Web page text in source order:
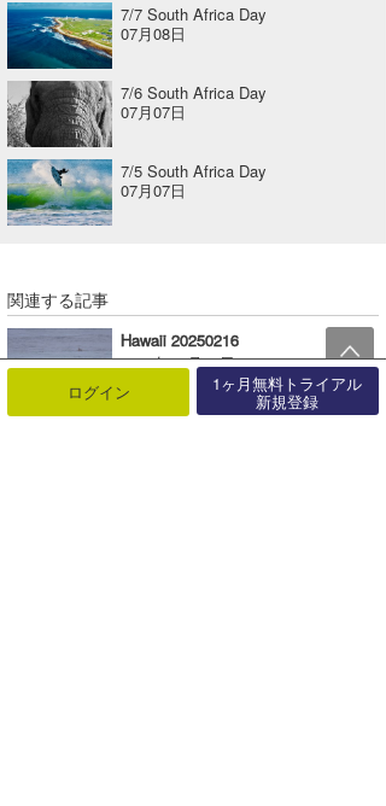
7/7 South Africa Day
07月08日
7/6 South Africa Day
07月07日
7/5 South Africa Day
07月07日
関連する記事
Hawaii 20250216
2025年02月20日
12/28 Hawaii Day
ログイン 1ヶ月無料トライアル
新規登録